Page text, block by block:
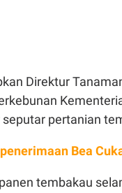
Direktur
pertanian
Bea
tembakau